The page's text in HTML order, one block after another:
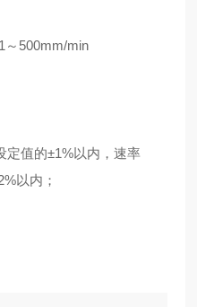
500mm/min
值的±1%以内，速率
以内；